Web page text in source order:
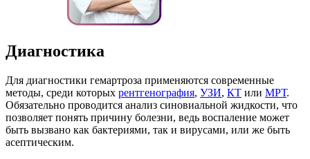
Диагностика
Для диагностики гемартроза применяются современные
методы, среди которых рентгенография, УЗИ, КТ или МРТ.
Обязательно проводится анализ синовиальной жидкости, что
позволяет понять причину болезни, ведь воспаление может
быть вызвано как бактериями, так и вирусами, или же быть
асептическим.